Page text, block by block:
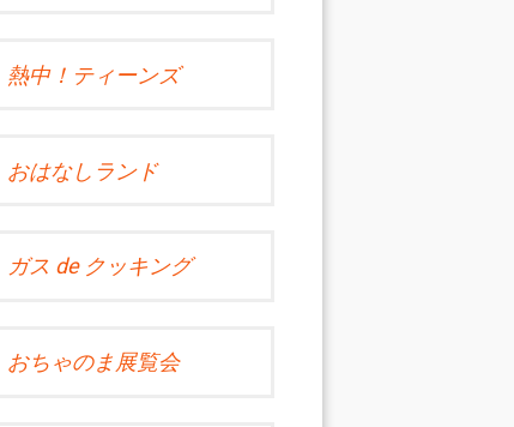
熱中！ティーンズ
おはなしランド
ガス de クッキング
おちゃのま展覧会